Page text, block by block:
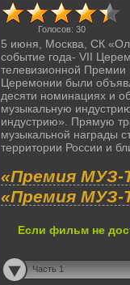
Голосов: 30
5 июня, Москва, СК
событие года- VII
телевизионной
Церемонии были
десяти номинациях и
музыкальную
индустрию». Прямую
музыкальной награды
территории России и
«Премия МУЗ-
«Премия МУЗ-
Если фильм не
Часть 1